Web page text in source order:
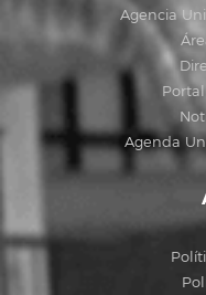
Agencia
Agenda